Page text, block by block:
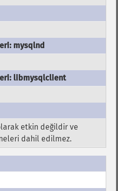
etkin değildir ve
dahil edilmez.